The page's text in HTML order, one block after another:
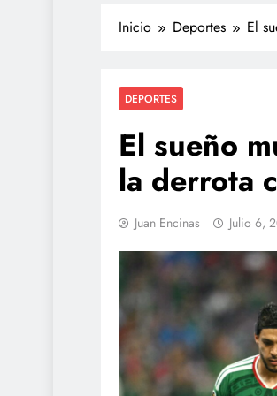
Inicio Deportes El
DEPORTES
El sueño
la derrota
Juan Encinas Julio 6,
video